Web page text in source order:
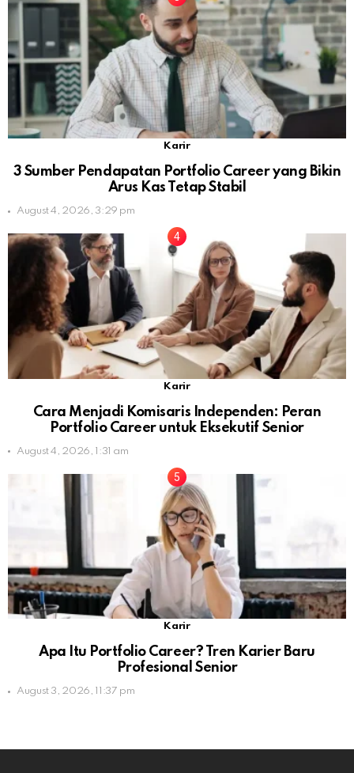
Karir
3 Sumber Pendapatan Portfolio Career yang Bikin
Arus Kas Tetap Stabil
August 4, 2026, 3:29 pm
Karir
Cara Menjadi Komisaris Independen: Peran
Portfolio Career untuk Eksekutif Senior
August 4, 2026, 1:31 am
Karir
Apa Itu Portfolio Career? Tren Karier Baru
Profesional Senior
August 3, 2026, 11:37 pm